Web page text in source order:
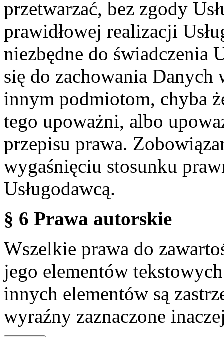
przetwarzać, bez zgody
prawidłowej realizacji
niezbędne do świadczenia
się do zachowania
innym podmiotom, chyba
tego upoważni, albo
przepisu prawa.
wygaśnięciu stosunku
Usługodawcą.
§ 6 Prawa autorskie
Wszelkie prawa do
jego elementów
innych elementów są
wyraźny zaznaczone